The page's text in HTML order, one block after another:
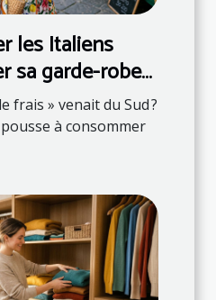
les Italiens
sa garde-robe
frais » venait du Sud ?
à consommer